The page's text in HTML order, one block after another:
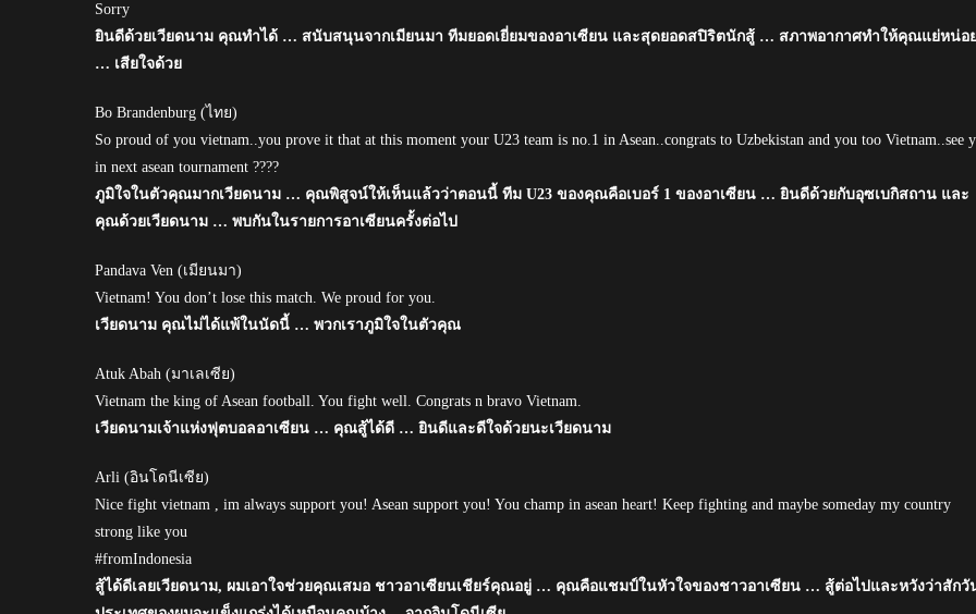
Sorry
ยินดีด้วยเวียดนาม คุณทำได้ … สนับสนุนจากเมียนมา ทีมยอดเยี่ยมของอาเซียน และสุดยอดสปิริตนักสู้ … สภาพอากาศทำให้คุณแย่หน่อ
… เสียใจด้วย
Bo Brandenburg (ไทย)
So proud of you vietnam..you prove it that at this moment your U23 team is no.1 in Asean..congrats to Uzbekistan and you too Vietnam..see
in next asean tournament ????
ภูมิใจในตัวคุณมากเวียดนาม … คุณพิสูจน์ให้เห็นแล้วว่าตอนนี้ ทีม U23 ของคุณคือเบอร์ 1 ของอาเซียน … ยินดีด้วยกับอุซเบกิสถาน และ
คุณด้วยเวียดนาม … พบกันในรายการอาเซียนครั้งต่อไป
Pandava Ven (เมียนมา)
Vietnam! You don’t lose this match. We proud for you.
เวียดนาม คุณไม่ได้แพ้ในนัดนี้ … พวกเราภูมิใจในตัวคุณ
Atuk Abah (มาเลเซีย)
Vietnam the king of Asean football. You fight well. Congrats n bravo Vietnam.
เวียดนามเจ้าแห่งฟุตบอลอาเซียน … คุณสู้ได้ดี … ยินดีและดีใจด้วยนะเวียดนาม
Arli (อินโดนีเซีย)
Nice fight vietnam , im always support you! Asean support you! You champ in asean heart! Keep fighting and maybe someday my country
strong like you
#fromIndonesia
สู้ได้ดีเลยเวียดนาม, ผมเอาใจช่วยคุณเสมอ ชาวอาเซียนเชียร์คุณอยู่ … คุณคือแชมป์ในหัวใจของชาวอาเซียน … สู้ต่อไปและหวังว่าสักวั